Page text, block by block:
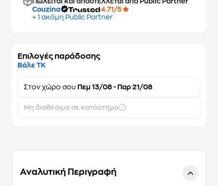
Couzina
4.71/5
+ 1 ακόμη Public Partner
Επιλογές παράδοσης
Βάλε ΤΚ
Στον χώρο σου Πεμ 13/08 - Παρ 21/08
Μη διαθέσιμο σε κατάστημα
Αναλυτική Περιγραφή